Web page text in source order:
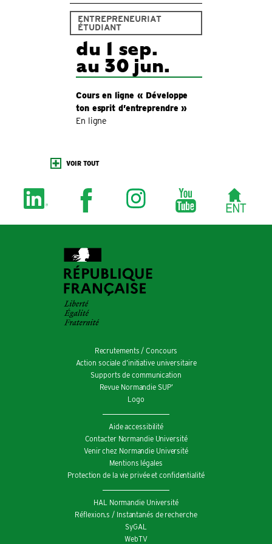
ENTREPRENEURIAT
ÉTUDIANT
du 1 sep.
au 30 jun.
Cours en ligne « Développe
ton esprit d’entreprendre »
En ligne
VOIR TOUT
Recrutements / Concours
Action sociale d’initiative universitaire
Supports de communication
Revue Normandie SUP’
Logo
Aide accessibilité
Contacter Normandie Université
Venir chez Normandie Université
Mentions légales
Protection de la vie privée et confidentialité
HAL Normandie Université
Réflexion.s / Instantanés de recherche
SyGAL
WebTV